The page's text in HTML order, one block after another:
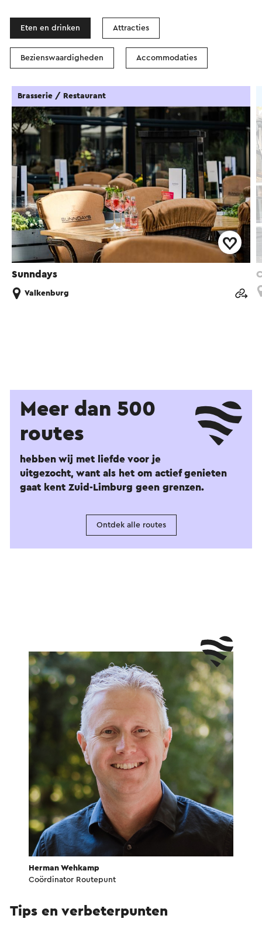
Eten en drinken Attracties
Bezienswaardigheden Accommodaties
Sunndays
Brasserie / Restaurant
Valkenburg
Meer dan 500
routes
hebben wij met liefde voor je
uitgezocht, want als het om actief genieten
gaat kent Zuid-Limburg geen grenzen.
Ontdek alle routes
Herman Wehkamp
Coördinator Routepunt
Tips en verbeterpunten